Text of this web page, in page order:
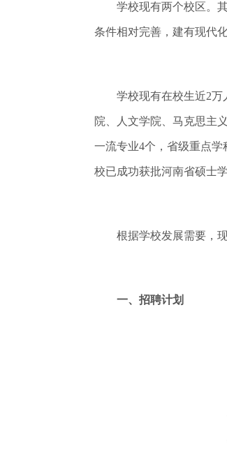
学校现有两个校区。其
条件相对完善，建有现代
学校现有在校生近2万人
院、人文学院、马克思主
一流专业4个，省级重点
校已成功获批河南省硕士
根据学校发展需要，现
一、招聘计划